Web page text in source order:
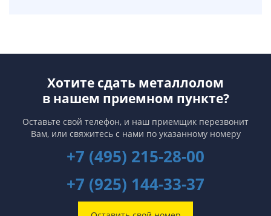
Хотите сдать металлолом
в нашем приемном пункте?
Оставьте свой телефон, и наш приемщик перезвонит
Вам, или свяжитесь с нами по указанному номеру
+7 (495) 215-28-00
+7 (925) 144-33-37